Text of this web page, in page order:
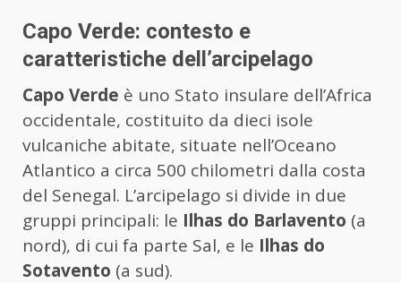
Capo Verde: contesto e
caratteristiche dell’arcipelago
Capo Verde è uno Stato insulare dell’Africa
occidentale, costituito da dieci isole
vulcaniche abitate, situate nell’Oceano
Atlantico a circa 500 chilometri dalla costa
del Senegal. L’arcipelago si divide in due
gruppi principali: le Ilhas do Barlavento (a
nord), di cui fa parte Sal, e le Ilhas do
Sotavento (a sud).